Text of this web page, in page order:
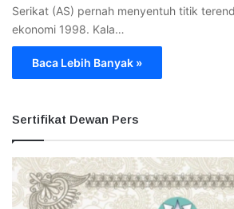
Serikat (AS) pernah menyentuh titik
ekonomi 1998. Kala…
Baca Lebih Banyak »
Sertifikat Dewan Pers